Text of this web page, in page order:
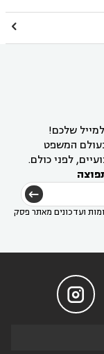

שלכם!
המשפט
לפני כולם.
ועדכונים מאתר פסק
